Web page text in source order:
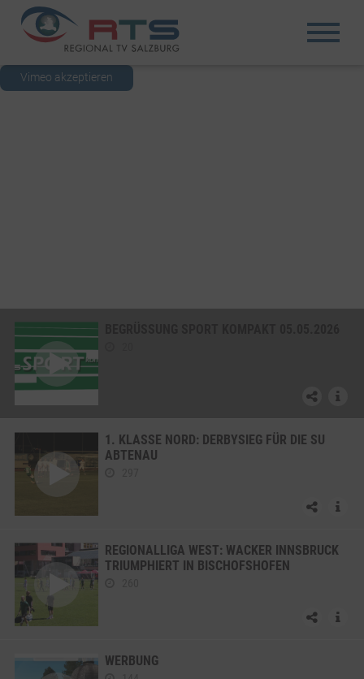
Vimeo akzeptieren
1. KLASSE NORD: DERBYSIEG FÜR DIE SU
ABTENAU
REGIONALLIGA WEST: WACKER INNSBRUCK
TRIUMPHIERT IN BISCHOFSHOFEN
WERBUNG